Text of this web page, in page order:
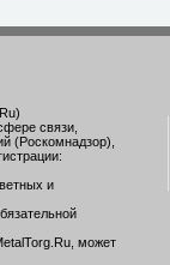
связи,
(Роскомнадзор),
и
может